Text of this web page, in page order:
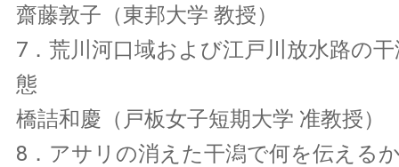
齋藤敦子（東邦大学 教授）
7．荒川河口域および江戸川放水路の
態
橋詰和慶（戸板女子短期大学 准教授）
8．アサリの消えた干潟で何を伝える